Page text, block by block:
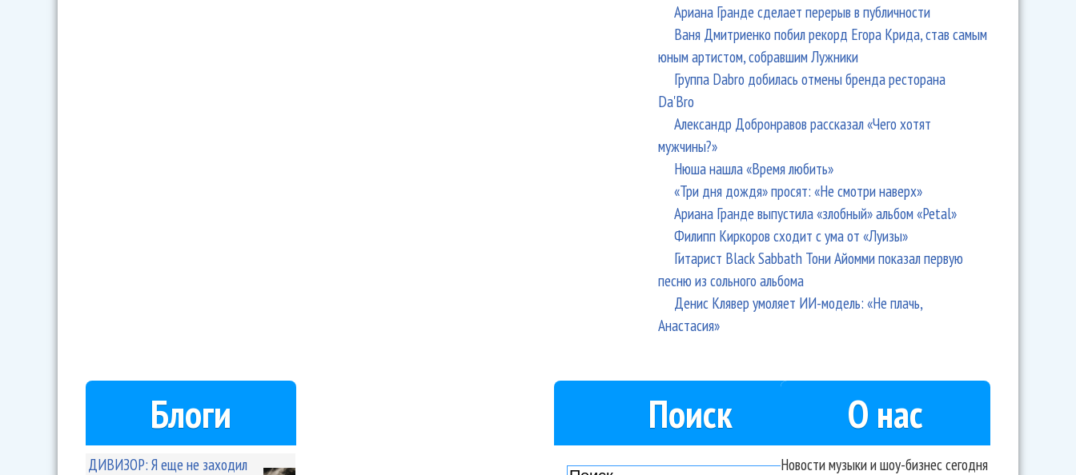
Ариана Гранде сделает перерыв в публичности
Ваня Дмитриенко побил рекорд Егора Крида, став самым
юным артистом, собравшим Лужники
Группа Dabro добилась отмены бренда ресторана
Da'Bro
Александр Добронравов рассказал «Чего хотят
мужчины?»
Нюша нашла «Время любить»
«Три дня дождя» просят: «Не смотри наверх»
Ариана Гранде выпустила «злобный» альбом «Petal»
Филипп Киркоров сходит с ума от «Луизы»
Гитарист Black Sabbath Тони Айомми показал первую
песню из сольного альбома
Денис Клявер умоляет ИИ-модель: «Не плачь,
Анастасия»
Блоги
ДИВИЗОР: Я еще не заходил
Поиск О нас
Новости музыки и шоу-бизнес сегодня